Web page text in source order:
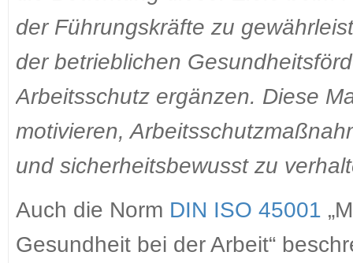
der Führungskräfte zu
der betrieblichen
Arbeitsschutz ergänzen. Diese
motivieren,
und sicherheitsbewusst zu
Auch die Norm DIN ISO 45001
Gesundheit bei der Arbeit“